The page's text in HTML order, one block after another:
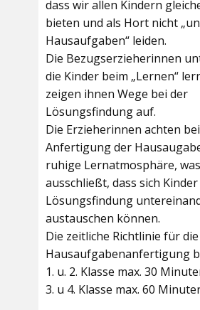
dass wir allen Kindern
bieten und als Hort nicht
Hausaufgaben“ leiden.
Die Bezugserzieherinnen
die Kinder beim „Lernen“
zeigen ihnen Wege bei der
Lösungsfindung auf.
Die Erzieherinnen achten
Anfertigung der
ruhige Lernatmosphäre,
ausschließt, dass sich
Lösungsfindung
austauschen können.
Die zeitliche Richtlinie für die
Hausaufgabenanfertigung
1. u. 2. Klasse max. 30
3. u 4. Klasse max. 60